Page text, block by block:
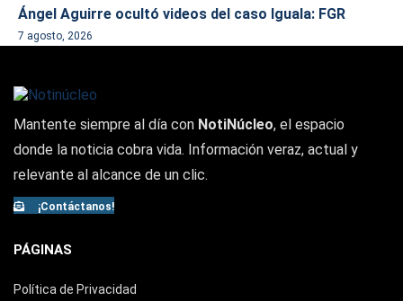
Ángel Aguirre ocultó videos del caso Iguala: FGR
7 agosto, 2026
Mantente siempre al día con NotiNúcleo, el espacio
donde la noticia cobra vida. Información veraz, actual y
relevante al alcance de un clic.
¡Contáctanos!
PÁGINAS
Política de Privacidad